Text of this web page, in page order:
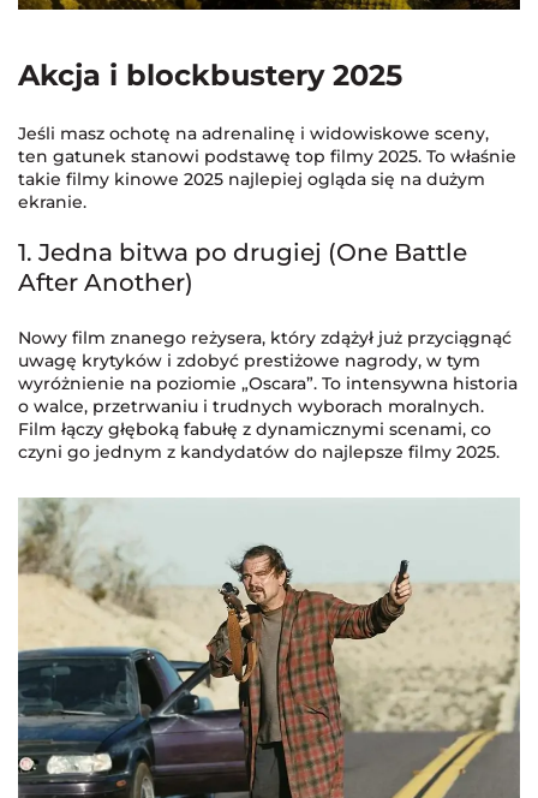
Akcja i blockbustery 2025
Jeśli masz ochotę na adrenalinę i widowiskowe sceny,
ten gatunek stanowi podstawę top filmy 2025. To właśnie
takie filmy kinowe 2025 najlepiej ogląda się na dużym
ekranie.
1. Jedna bitwa po drugiej (One Battle
After Another)
Nowy film znanego reżysera, który zdążył już przyciągnąć
uwagę krytyków i zdobyć prestiżowe nagrody, w tym
wyróżnienie na poziomie „Oscara”. To intensywna historia
o walce, przetrwaniu i trudnych wyborach moralnych.
Film łączy głęboką fabułę z dynamicznymi scenami, co
czyni go jednym z kandydatów do najlepsze filmy 2025.